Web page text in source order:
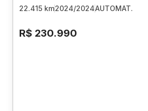
22.415 km2024/2024AUTOMAT.
R$ 230.990